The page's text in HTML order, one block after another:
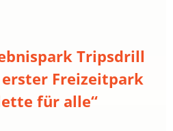
Tripsdrill
Freizeitpark
für alle“